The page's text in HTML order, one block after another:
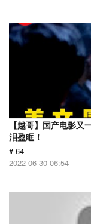
【越哥】国产电影
泪盈眶！
# 64
2022-06-30 06:54